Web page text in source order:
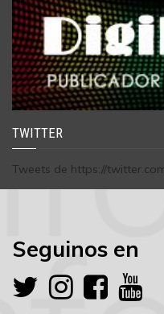
TWITTER
Tweets de https://
Seguinos en